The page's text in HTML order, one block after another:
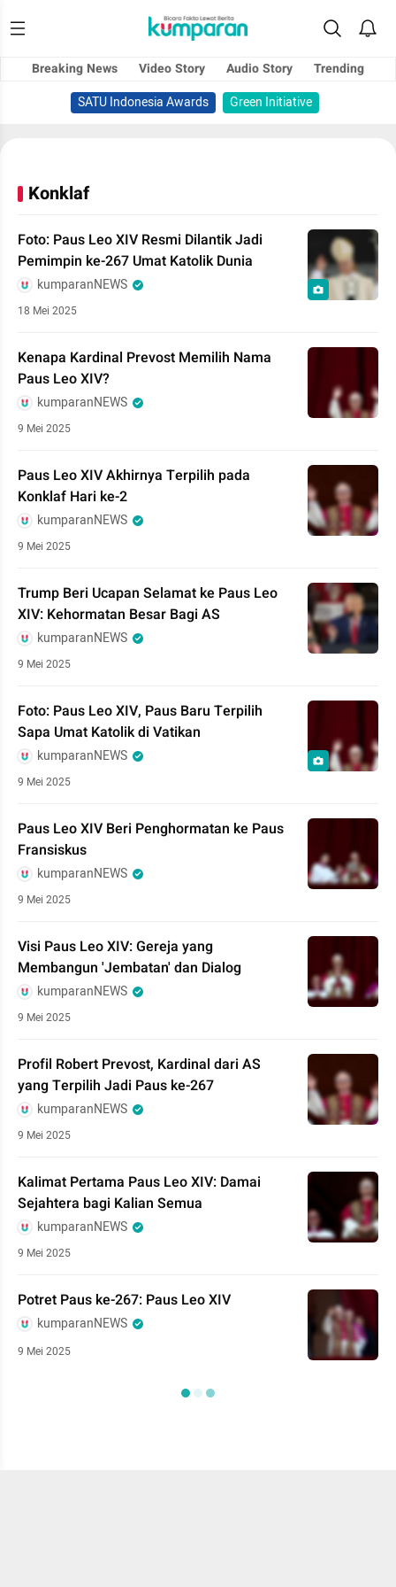
Breaking News Video Story Audio Story
Trending
SATU Indonesia Awards
Green Initiative
Konklaf
Foto: Paus Leo XIV Resmi Dilantik Jadi
Pemimpin ke-267 Umat Katolik Dunia
kumparanNEWS
18 Mei 2025
Kenapa Kardinal Prevost Memilih Nama
Paus Leo XIV?
kumparanNEWS
9 Mei 2025
Paus Leo XIV Akhirnya Terpilih pada
Konklaf Hari ke-2
kumparanNEWS
9 Mei 2025
Trump Beri Ucapan Selamat ke Paus Leo
XIV: Kehormatan Besar Bagi AS
kumparanNEWS
9 Mei 2025
Foto: Paus Leo XIV, Paus Baru Terpilih
Sapa Umat Katolik di Vatikan
kumparanNEWS
9 Mei 2025
Paus Leo XIV Beri Penghormatan ke Paus
Fransiskus
kumparanNEWS
9 Mei 2025
Visi Paus Leo XIV: Gereja yang
Membangun 'Jembatan' dan Dialog
kumparanNEWS
9 Mei 2025
Profil Robert Prevost, Kardinal dari AS
yang Terpilih Jadi Paus ke-267
kumparanNEWS
9 Mei 2025
Kalimat Pertama Paus Leo XIV: Damai
Sejahtera bagi Kalian Semua
kumparanNEWS
9 Mei 2025
Potret Paus ke-267: Paus Leo XIV
kumparanNEWS
9 Mei 2025